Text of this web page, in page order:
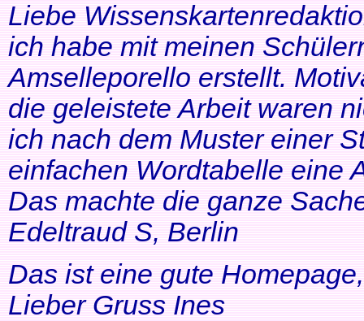
Liebe
ich habe mit meinen
Amselleporello erstellt.
die geleistete Arbeit waren
ich nach dem Muster einer
einfachen Wordtabelle eine
Das machte die ganze
Edeltraud S, Berlin
Das ist eine gute
Lieber Gruss Ines